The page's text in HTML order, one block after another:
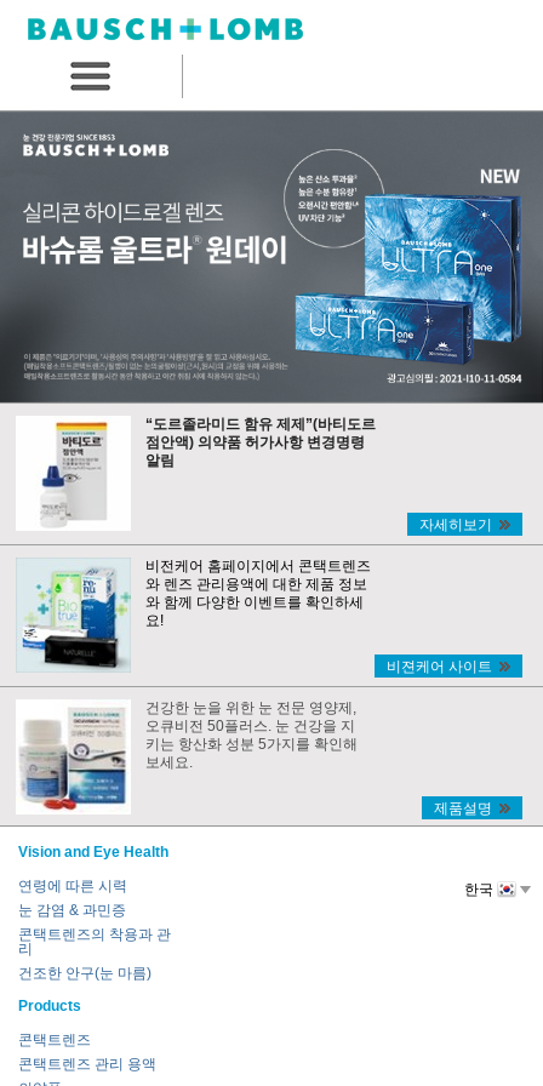
“도르졸라미드 함유 제제”(바티도르
점안액) 의약품 허가사항 변경명령
알림
자세히보기
비전케어 홈페이지에서 콘택트렌즈
와 렌즈 관리용액에 대한 제품 정보
와 함께 다양한 이벤트를 확인하세
요!
비젼케어 사이트
건강한 눈을 위한 눈 전문 영양제,
오큐비전 50플러스. 눈 건강을 지
키는 항산화 성분 5가지를 확인해
보세요.
제품설명
Vision and Eye Health
연령에 따른 시력
눈 감염 & 과민증
콘택트렌즈의 착용과 관
리
건조한 안구(눈 마름)
Products
콘택트렌즈
콘택트렌즈 관리 용액
한국